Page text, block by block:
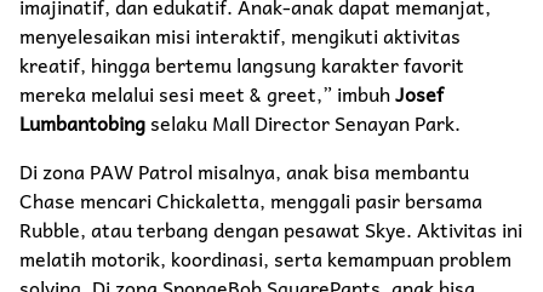
menyelesaikan misi interaktif, mengikuti aktivitas
kreatif, hingga bertemu langsung karakter favorit
mereka melalui sesi meet & greet,” imbuhJosef
Lumbantobingselaku Mall Director Senayan Park.
Di zona PAW Patrol misalnya, anak bisa membantu
Chase mencari Chickaletta, menggali pasir bersama
Rubble, atau terbang dengan pesawat Skye. Aktivitas ini
melatih motorik, koordinasi, serta kemampuan problem